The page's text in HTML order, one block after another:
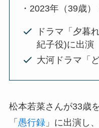
・2023年（39歳
ドラマ「夕暮
紀子役)に出演
大河ドラマ「
松本若菜さんが33歳
「 愚行録」に出演し